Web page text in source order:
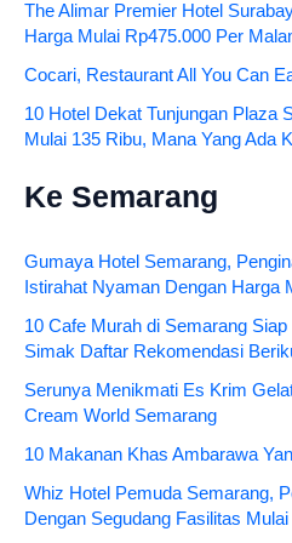
The Alimar Premier Hotel
Harga Mulai Rp475.000 Per
Cocari, Restaurant All You Can
10 Hotel Dekat Tunjungan Plaza
Mulai 135 Ribu, Mana Yang Ada
Ke Semarang
Gumaya Hotel Semarang,
Istirahat Nyaman Dengan Harga
10 Cafe Murah di Semarang
Simak Daftar Rekomendasi
Serunya Menikmati Es Krim
Cream World Semarang
10 Makanan Khas Ambarawa
Whiz Hotel Pemuda Semarang,
Dengan Segudang Fasilitas